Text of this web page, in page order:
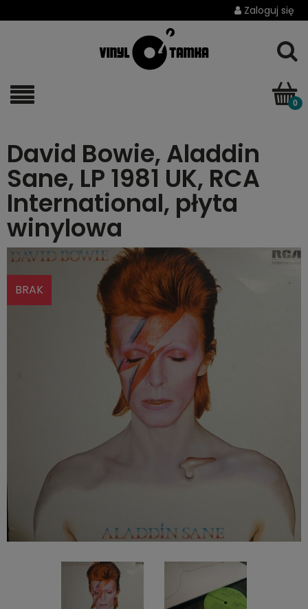
Zaloguj się
David Bowie, Aladdin
Sane, LP 1981 UK, RCA
International, płyta
winylowa
BRAK